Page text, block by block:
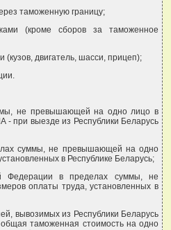
таможенную границу;
(кроме сборов за таможенное
(кузов, двигатель, шасси, прицеп);
не превышающей на одно лицо в
при выезде из Республики Беларусь
суммы, не превышающей на одно
в Республике Беларусь;
Федерации в пределах суммы, не
оплаты труда, установленных в
вывозимых из Республики Беларусь
общая таможенная стоимость на одно